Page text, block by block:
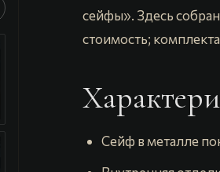
сейфы». Здесь
стоимость;
Сейф в метaллe